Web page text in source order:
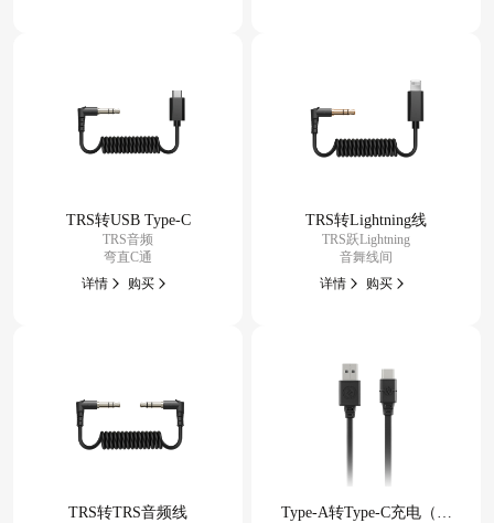
TRS转USB Type-C
TRS音频
弯直C通
详情
购买
TRS转Lightning线
TRS跃Lightning
音舞线间
详情
购买
TRS转TRS音频线
Type-A转Type-C充电（数